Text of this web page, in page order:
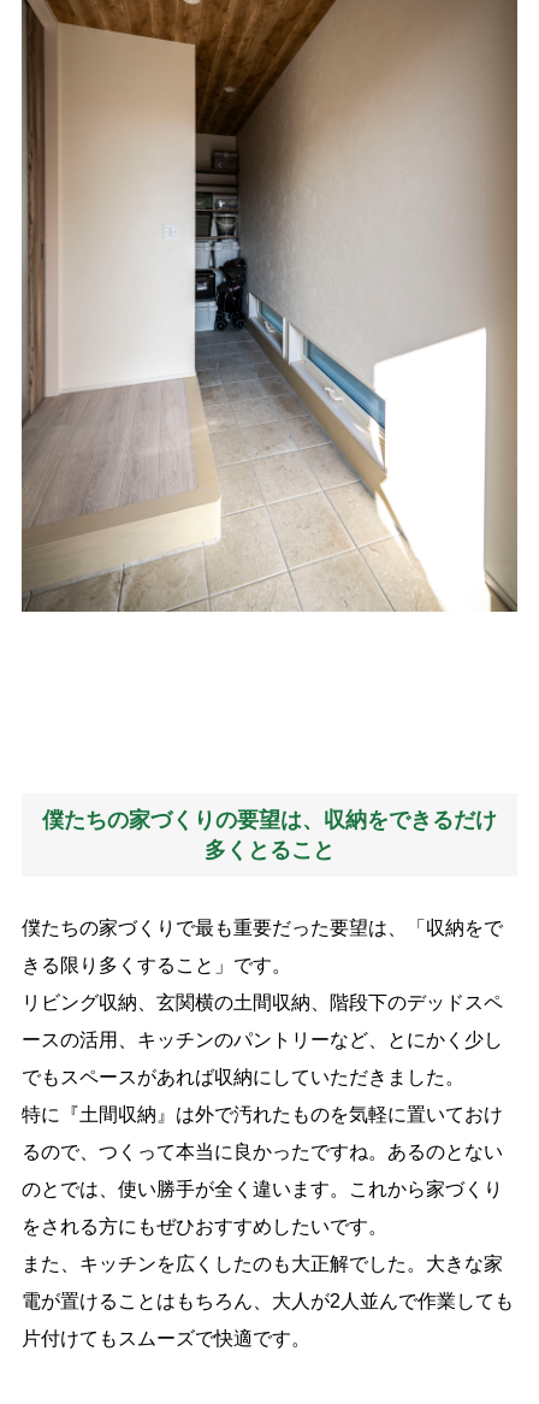
僕たちの家づくりの要望は、収納をできるだけ
多くとること
僕たちの家づくりで最も重要だった要望は、「収納をで
きる限り多くすること」です。
リビング収納、玄関横の土間収納、階段下のデッドスペ
ースの活用、キッチンのパントリーなど、とにかく少し
でもスペースがあれば収納にしていただきました。
特に『土間収納』は外で汚れたものを気軽に置いておけ
るので、つくって本当に良かったですね。あるのとない
のとでは、使い勝手が全く違います。これから家づくり
をされる方にもぜひおすすめしたいです。
また、キッチンを広くしたのも大正解でした。大きな家
電が置けることはもちろん、大人が2 人並んで作業しても
片付けてもスムーズで快適です。